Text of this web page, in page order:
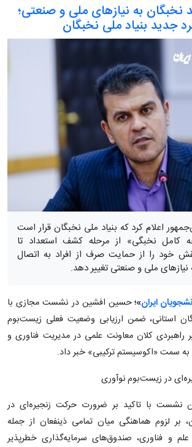
نخبگان به نیازهای ملی و صنعتی؛
جدید بنیاد ملی نخبگان
اعلام کرد که بنیاد ملی نخبگان قرار است
کامل نخبگی» از مرحله کشف استعداد تا
خود را از حمایت صرف از افراد به اتصال
ملی و صنعتی تغییر دهد.
ایران»؛حسین افشین در نشست مجازی با
استانی، ضمن ارزیابی وضعیت فعلی زیست‌بوم
راهبردی کلان معاونت علمی در مدیریت فناوری و
سمت «اکوسیستم ترکیبی» خبر داد.
در زیست‌بوم نوآوری
نشست با تاکید بر ضرورت حرکت زنجیره‌ای در
بر لزوم هماهنگی میان تمامی ذینفعان از جمله
علم و فناوری، صندوق‌های سرمایه‌گذاری خطرپذیر